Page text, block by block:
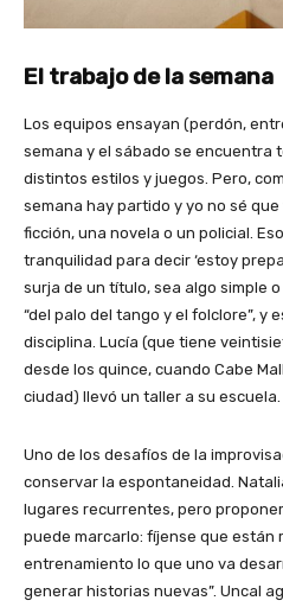
El trabajo de la semana
Los equipos ensayan (perdón,
semana y el sábado se encuentra
distintos estilos y juegos. Pero,
semana hay partido y yo no sé que
ficción, una novela o un policial.
tranquilidad para decir ‘estoy
surja de un título, sea algo simple o
“del palo del tango y el folclore”, y
disciplina. Lucía (que tiene
desde los quince, cuando Cabe
ciudad) llevó un taller a su escuela.
Uno de los desafíos de la
conservar la espontaneidad.
lugares recurrentes, pero
puede marcarlo: fíjense que están
entrenamiento lo que uno va
generar historias nuevas”. Uncal